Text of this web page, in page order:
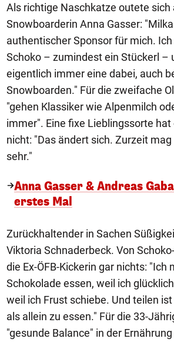
Als richtige Naschkatze outete sich
Snowboarderin Anna Gasser:
authentischer Sponsor für mich.
Schoko – zumindest ein Stückerl –
eigentlich immer eine dabei, auch
Snowboarden." Für die zweifache
"gehen Klassiker wie Alpenmilch
immer". Eine fixe Lieblingssorte hat
nicht: "Das ändert sich. Zurzeit
sehr."
Anna Gasser & Andreas
erstes Mal
Zurückhaltender in Sachen
Viktoria Schnaderbeck. Von
die Ex-ÖFB-Kickerin gar nichts: "Ich
Schokolade essen, weil ich
weil ich Frust schiebe. Und teilen
als allein zu essen." Für die 33-
"gesunde Balance" in der